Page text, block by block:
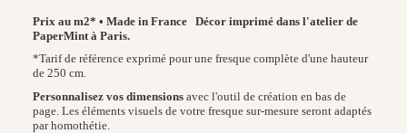
Prix au m2* • Made in France Décor imprimé dans l'atelier de
PaperMint à Paris.
*Tarif de référence exprimé pour une fresque complète d'une hauteur
de 250 cm.
Personnalisez vos dimensions avec l'outil de création en bas de
page. Les éléments visuels de votre fresque sur-mesure seront adaptés
par homothétie.